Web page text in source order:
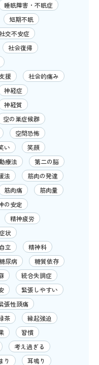
睡眠障害・不眠症
短期不眠
交不安症
社会復帰
援
社会的痛み
神経症
神経質
空の巣症候群
空間恐怖
い
笑顔
療法
第二の脳
法
筋肉の発達
筋肉痛
筋肉量
の安定
精神疲労
状
立
精神科
尿病
糖質依存
統合失調症
緊張しやすい
張性頭痛
茶
縁起強迫
習慣
考え過ぎる
り 耳鳴り